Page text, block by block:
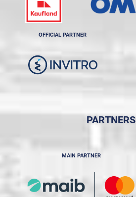
OFFICIAL PARTNER
PARTNERS
MAIN PARTNER